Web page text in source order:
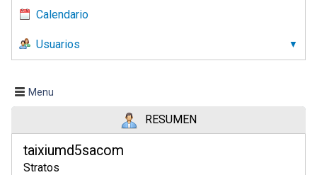
Calendario
Usuarios
Menu
RESUMEN
taixiumd5sacom
Stratos